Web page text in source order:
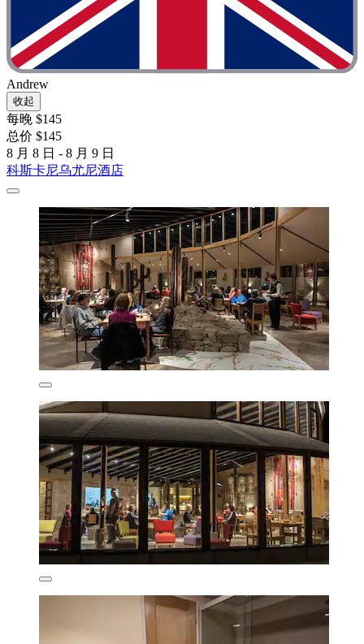
Andrew
收起
每晚 $145
总价 $145
8 月 8 日 - 8 月 9 日
科斯卡尼乌尤尼酒店